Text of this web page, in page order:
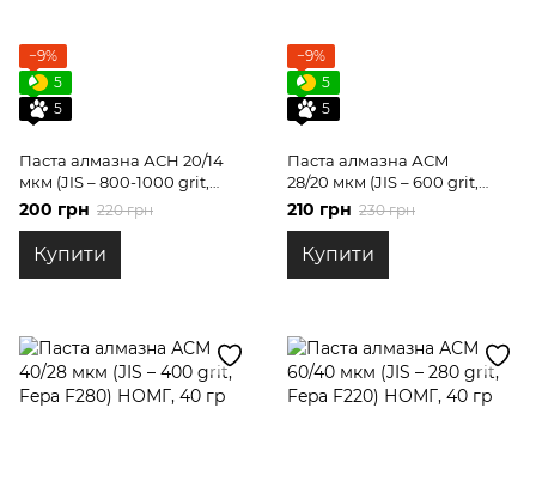
−9%
5
5
Паста алмазна АСН 20/14
мкм (JIS – 800-1000 grit,
Fepa F400) НОМГ, 40 гр
200 грн 220 грн
Купити
−9%
5
5
Паста алмазна АСМ
28/20 мкм (JIS – 600 grit,
Fepa F360) НОМГ, 40 гр
210 грн 230 грн
Купити